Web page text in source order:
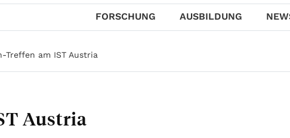
FORSCHUNG AUSBILDUNG
Treffen am IST Austria
Austria